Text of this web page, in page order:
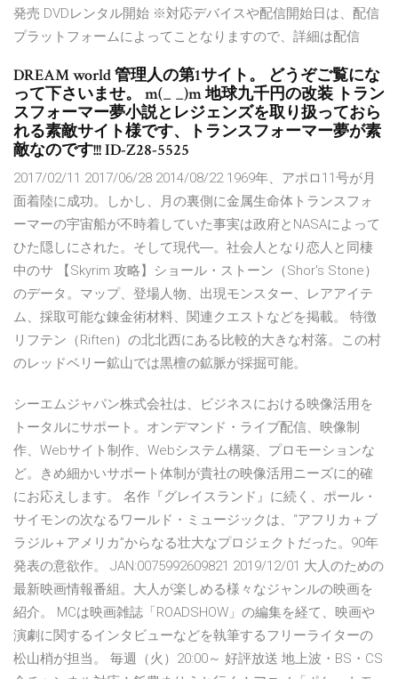
発売 DVDレンタル開始 ※対応デバイスや配信開始日は、配信
プラットフォームによってことなりますので、詳細は配信
DREAM world 管理人の第1サイト。 どうぞご覧にな
って下さいませ。 m(_ _)m 地球九千円の改装 トラン
スフォーマー夢小説とレジェンズを取り扱っておら
れる素敵サイト様です、トランスフォーマー夢が素
敵なのです!!! ID-Z28-5525
2017/02/11 2017/06/28 2014/08/22 1969年、アポロ11号が月
面着陸に成功。しかし、月の裏側に金属生命体トランスフォ
ーマーの宇宙船が不時着していた事実は政府とNASAによって
ひた隠しにされた。そして現代―。社会人となり恋人と同棲
中のサ 【Skyrim 攻略】ショール・ストーン（Shor's Stone）
のデータ。マップ、登場人物、出現モンスター、レアアイテ
ム、採取可能な錬金術材料、関連クエストなどを掲載。 特徴
リフテン（Riften）の北北西にある比較的大きな村落。この村
のレッドベリー鉱山では黒檀の鉱脈が採掘可能。
シーエムジャパン株式会社は、ビジネスにおける映像活用を
トータルにサポート。オンデマンド・ライブ配信、映像制
作、Webサイト制作、Webシステム構築、プロモーションな
ど。きめ細かいサポート体制が貴社の映像活用ニーズに的確
にお応えします。 名作『グレイスランド』に続く、ポール・
サイモンの次なるワールド・ミュージックは、“アフリカ＋ブ
ラジル＋アメリカ”からなる壮大なプロジェクトだった。90年
発表の意欲作。 JAN:0075992609821 2019/12/01 大人のための
最新映画情報番組。大人が楽しめる様々なジャンルの映画を
紹介。 MCは映画雑誌「ROADSHOW」の編集を経て、映画や
演劇に関するインタビューなどを執筆するフリーライターの
松山梢が担当。 毎週（火）20:00～ 好評放送 地上波・BS・CS